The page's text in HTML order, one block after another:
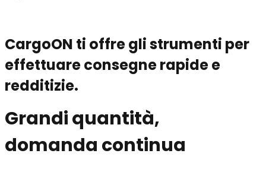
CargoON ti offre gli strumenti per
effettuare consegne rapide e
redditizie.
Grandi quantità,
domanda continua